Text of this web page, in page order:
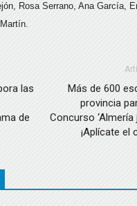
Rosa Serrano, Ana García,
las
de
Más de 600
provincia
Concurso ‘Almería
¡Aplícate el